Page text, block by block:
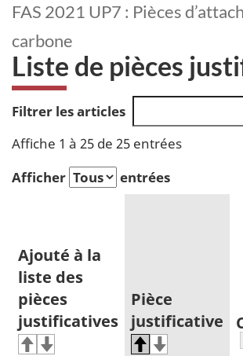
FAS 2021 UP7 : Pièces
carbone
Liste de pièces
Filtrer les articles
Affiche 1 à 25 de 25 entrées
Afficher
entrées
Ajouté à la
liste des
pièces
justificatives
Pièce
justificative